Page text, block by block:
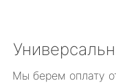
Мы берем оплату